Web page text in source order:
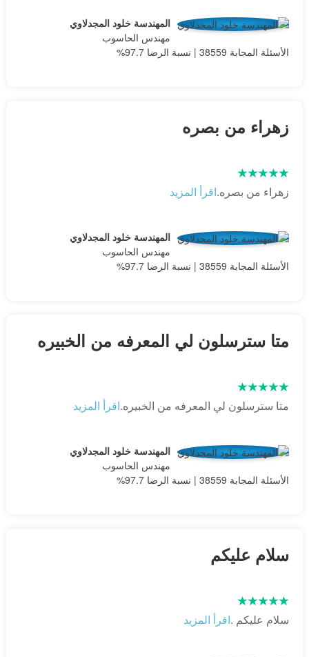
المهندسة خلود المجدلاوي
مهندس الحاسوب
الأسئلة المجابة 38559 | نسبة الرضا 97.7%
زهراء من بصره
زهراء من بصره.اقرأ المزيد
المهندسة خلود المجدلاوي
مهندس الحاسوب
الأسئلة المجابة 38559 | نسبة الرضا 97.7%
متا سترسلون لي المعرفه من الخبيره
متا سترسلون لي المعرفه من الخبيره.اقرأ المزيد
المهندسة خلود المجدلاوي
مهندس الحاسوب
الأسئلة المجابة 38559 | نسبة الرضا 97.7%
سلام عليكم
سلام عليكم .اقرأ المزيد